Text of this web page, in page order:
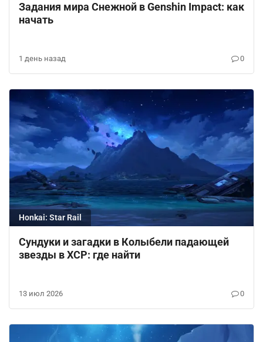
Задания мира Снежной в Genshin Impact: как
начать
1 день назад 0
Honkai: Star Rail
Сундуки и загадки в Колыбели падающей
звезды в ХСР: где найти
13 июл 2026 0